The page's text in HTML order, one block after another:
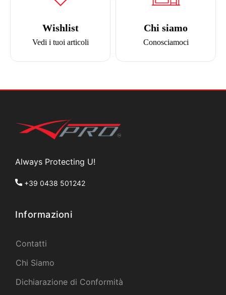
Wishlist
Vedi i tuoi articoli
Chi siamo
Conosciamoci
Always Protecting U!
+39 0438 501242
Informazioni
Contatti
Chi Siamo
Dichiarazione di Conformità